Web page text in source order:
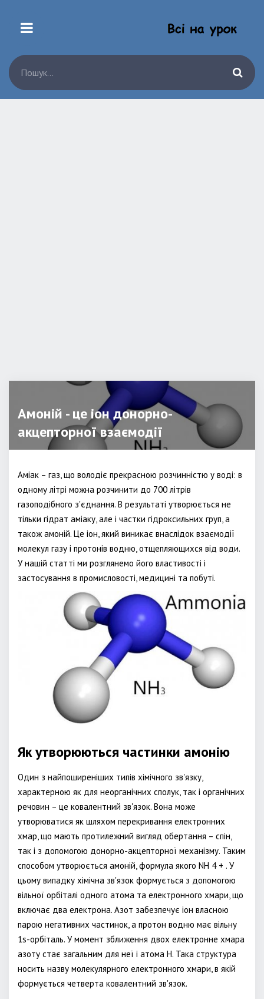
Амоній - це іон донорно-
акцепторної взаємодії
Аміак – газ, що володіє прекрасною розчинністю у воді: в
одному літрі можна розчинити до 700 літрів
газоподібного з'єднання. В результаті утворюється не
тільки гідрат аміаку, але і частки гідроксильних груп, а
також амоній. Це іон, який виникає внаслідок взаємодії
молекул газу і протонів водню, отщепляющихся від води.
У нашій статті ми розглянемо його властивості і
застосування в промисловості, медицині та побуті.
Як утворюються частинки амонію
Один з найпоширеніших типів хімічного зв'язку,
характерною як для неорганічних сполук, так і органічних
речовин – це ковалентний зв'язок. Вона може
утворюватися як шляхом перекривання електронних
хмар, що мають протилежний вигляд обертання – спін,
так і з допомогою донорно-акцепторної механізму. Таким
способом утворюється амоній, формула якого NH 4 + . У
цьому випадку хімічна зв'язок формується з допомогою
вільної орбіталі одного атома та електронного хмари, що
включає два електрона. Азот забезпечує іон власною
парою негативних частинок, а протон водню має вільну
1s-орбіталь. У момент зближення двох електронне хмара
азоту стає загальним для неї і атома H. Така структура
носить назву молекулярного електронного хмари, в якій
формується четверта ковалентний зв'язок.